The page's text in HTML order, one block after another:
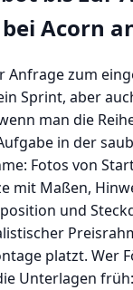
Acorn
Anfrage zum
Sprint, aber
man die
in der
Fotos von
mit Maßen,
und
platzt. Wer
Unterlagen